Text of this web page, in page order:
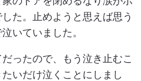
た。止めようと思えば思う
いていました。
ったので、もう泣き止むこ
いだけ泣くことにしまし